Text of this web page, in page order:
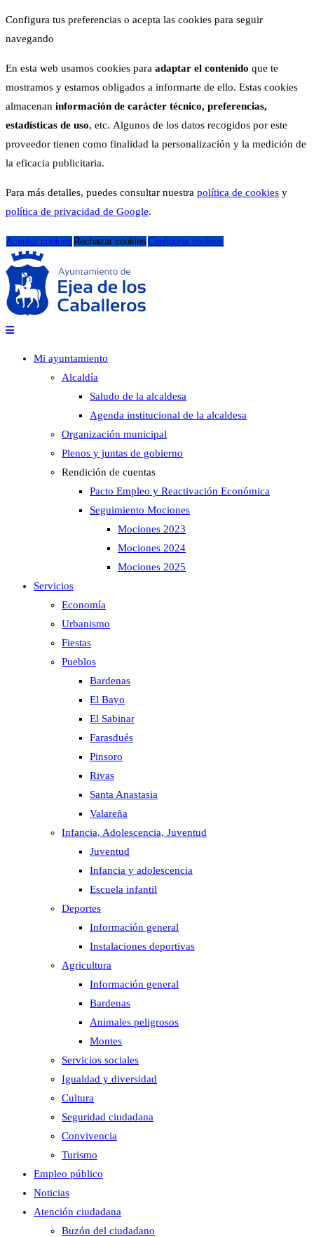
Configura tus preferencias o acepta las cookies para seguir
navegando
En esta web usamos cookies para adaptar el contenido que te
mostramos y estamos obligados a informarte de ello. Estas cookies
almacenan información de carácter técnico, preferencias,
estadísticas de uso, etc. Algunos de los datos recogidos por este
proveedor tienen como finalidad la personalización y la medición de
la eficacia publicitaria.
Para más detalles, puedes consultar nuestra política de cookies y
política de privacidad de Google.
Aceptar cookies Rechazar cookies Configurar cookies
Mi ayuntamiento
Alcaldía
Saludo de la alcaldesa
Agenda institucional de la alcaldesa
Organización municipal
Plenos y juntas de gobierno
Rendición de cuentas
Pacto Empleo y Reactivación Económica
Seguimiento Mociones
Mociones 2023
Mociones 2024
Mociones 2025
Servicios
Economía
Urbanismo
Fiestas
Pueblos
Bardenas
El Bayo
El Sabinar
Farasdués
Pinsoro
Rivas
Santa Anastasia
Valareña
Infancia, Adolescencia, Juventud
Juventud
Infancia y adolescencia
Escuela infantil
Deportes
Información general
Instalaciones deportivas
Agricultura
Información general
Bardenas
Animales peligrosos
Montes
Servicios sociales
Igualdad y diversidad
Cultura
Seguridad ciudadana
Convivencia
Turismo
Empleo público
Noticias
Atención ciudadana
Buzón del ciudadano